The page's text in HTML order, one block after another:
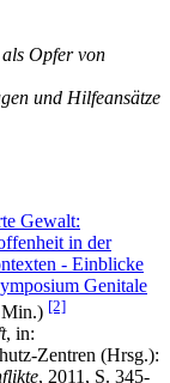
Opfer von
und Hilfeansätze
Gewalt:
in der
- Einblicke
Genitale
[2]
, in:
Zentren (Hrsg.):
, 2011, S. 345-